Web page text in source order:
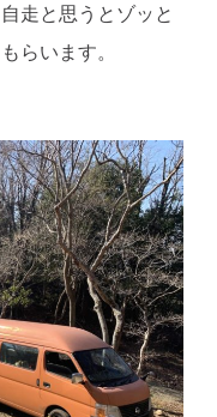
走と思うとゾッと
らいます。